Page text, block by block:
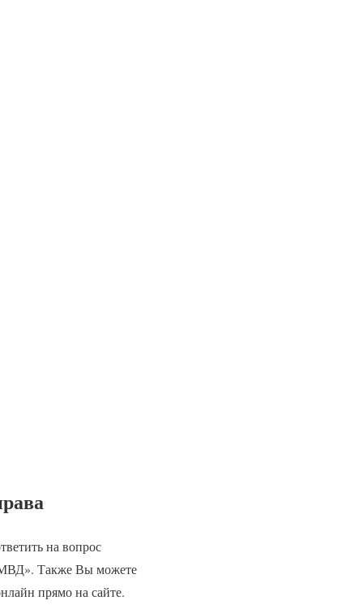
на вопрос
МВД». Также Вы можете
прямо на сайте.